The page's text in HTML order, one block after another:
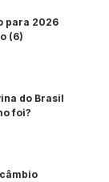
para 2026
(6)
do Brasil
foi?